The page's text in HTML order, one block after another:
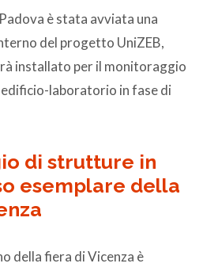
è stata avviata una
del progetto UniZEB,
installato per il monitoraggio
laboratorio in fase di
di strutture in
esemplare della
della fiera di Vicenza è